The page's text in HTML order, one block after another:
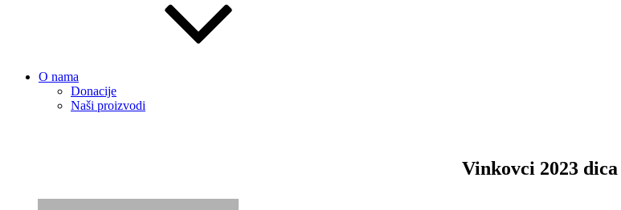
O nama
Donacije
Naši proizvodi
Vinkovci 2023 dica